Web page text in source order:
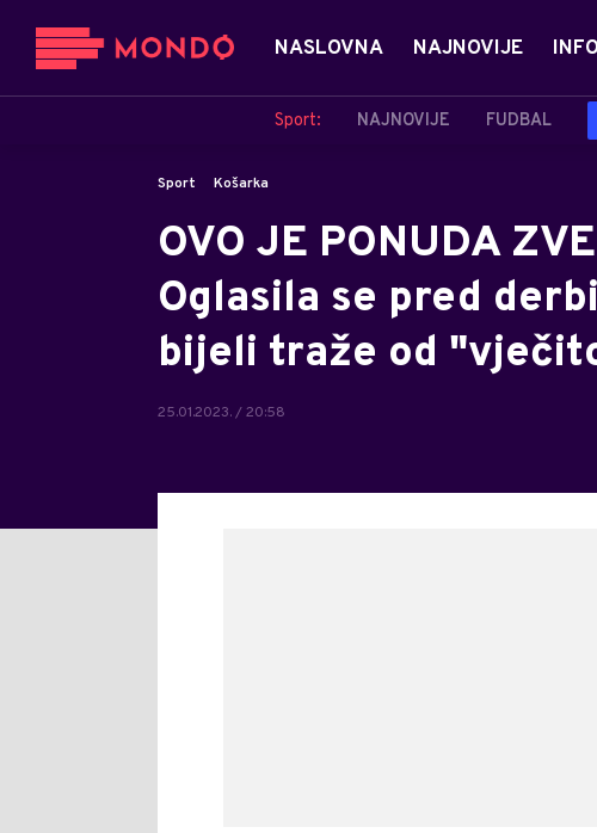
NASLOVNA NAJNOVIJE INFO
Sport: NAJNOVIJE FUDBAL
Sport Košarka
OVO JE PONUDA
Oglasila se pred
bijeli traže od
25.01.2023. / 20:58